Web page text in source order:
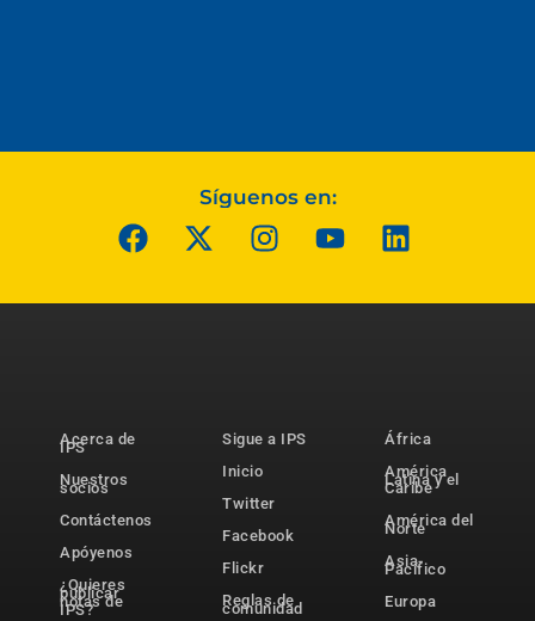
Síguenos en:
Acerca de
IPS
Nuestros
socios
Contáctenos
Apóyenos
¿Quieres
publicar
notas de
IPS?
Sigue a IPS
Inicio
Twitter
Facebook
Flickr
Reglas de
comunidad
África
América
Latina y el
Caribe
América del
Norte
Asia-
Pacífico
Europa